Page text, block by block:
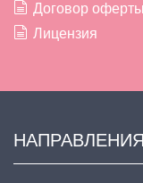
Договор оферты
Лицензия